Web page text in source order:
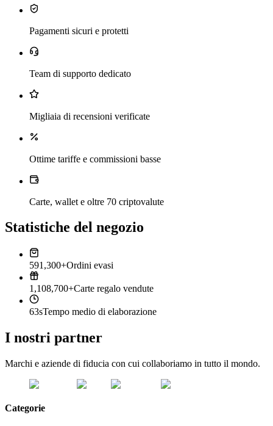
Pagamenti sicuri e protetti
Team di supporto dedicato
Migliaia di recensioni verificate
Ottime tariffe e commissioni basse
Carte, wallet e oltre 70 criptovalute
Statistiche del negozio
591,300+Ordini evasi
1,108,700+Carte regalo vendute
63sTempo medio di elaborazione
I nostri partner
Marchi e aziende di fiducia con cui collaboriamo in tutto il mondo.
Categorie